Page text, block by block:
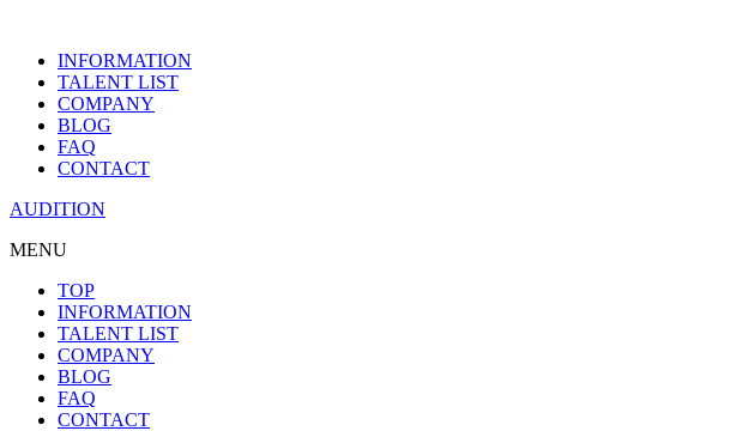
INFORMATION
TALENT LIST
COMPANY
BLOG
FAQ
CONTACT
AUDITION
MENU
TOP
INFORMATION
TALENT LIST
COMPANY
BLOG
FAQ
CONTACT